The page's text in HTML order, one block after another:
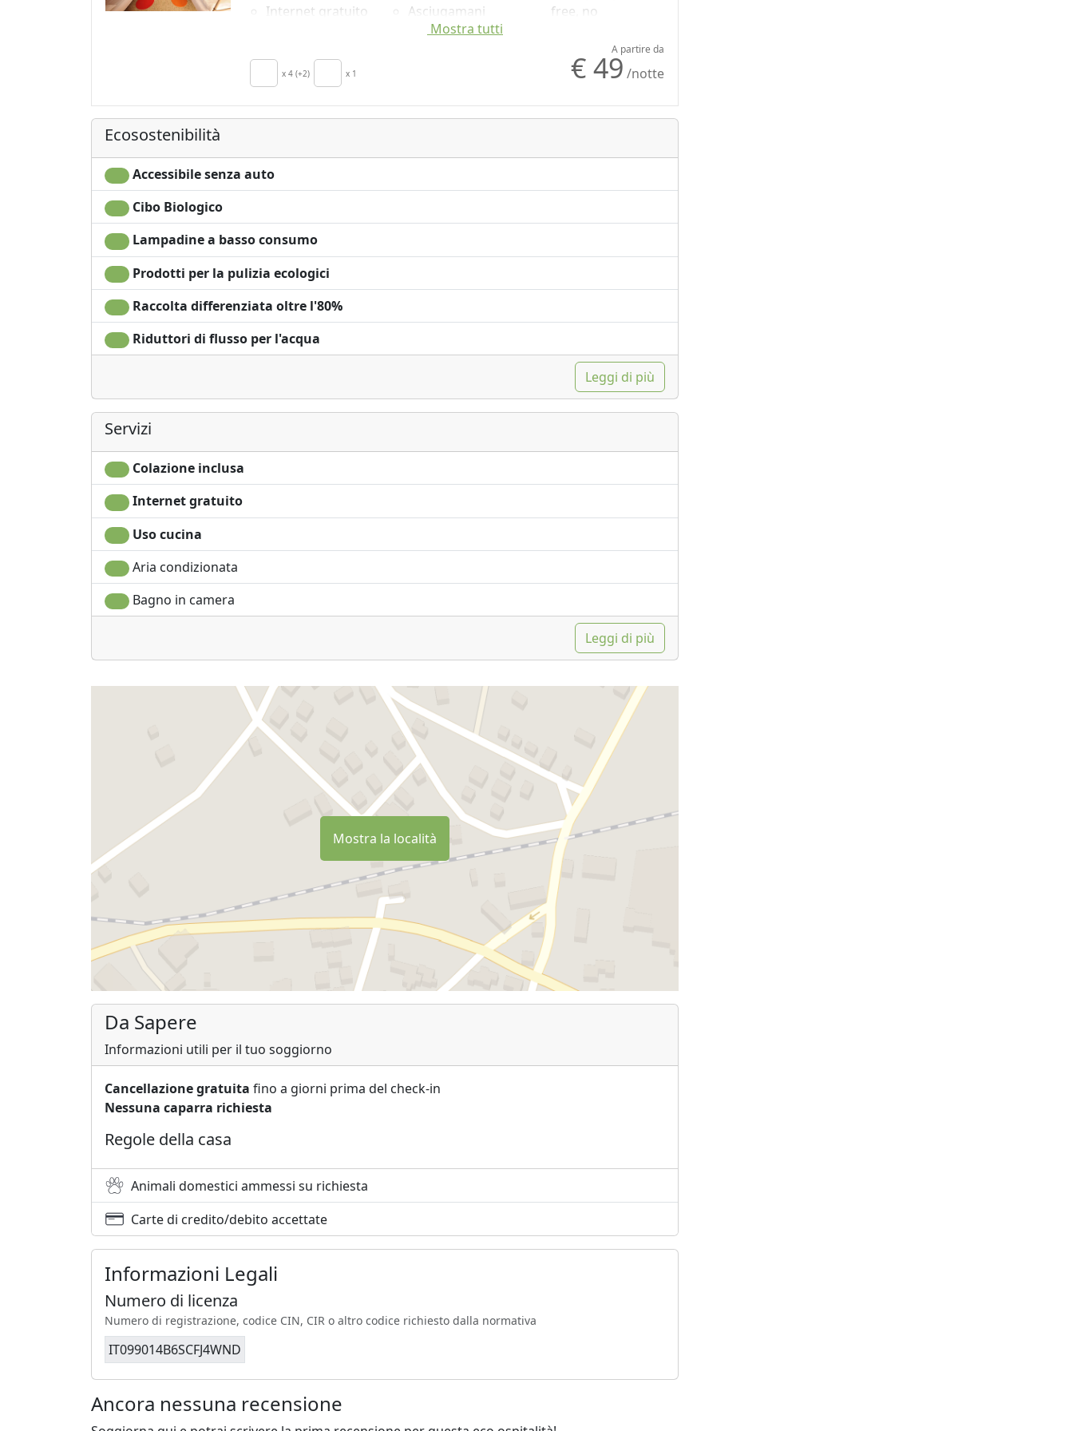
Internet gratuito
Aria Condizionata
Riscaldamento
autonomo
Asciugamani
Lenzuola
Ferro da stiro
free, no
Microonde
Mostra tutti
x 4 (+2) x 1
A partire da
€ 49 /notte
Ecosostenibilità
Accessibile senza auto
Cibo Biologico
Lampadine a basso consumo
Prodotti per la pulizia ecologici
Raccolta differenziata oltre l'80%
Riduttori di flusso per l'acqua
Leggi di più
Servizi
Colazione inclusa
Internet gratuito
Uso cucina
Aria condizionata
Bagno in camera
Leggi di più
Mostra la località
Da Sapere
Informazioni utili per il tuo soggiorno
Cancellazione gratuita fino a giorni prima del check-in
Nessuna caparra richiesta
Regole della casa
Animali domestici ammessi su richiesta
Carte di credito/debito accettate
Informazioni Legali
Numero di licenza
Numero di registrazione, codice CIN, CIR o altro codice richiesto dalla normativa
IT099014B6SCFJ4WND
Ancora nessuna recensione